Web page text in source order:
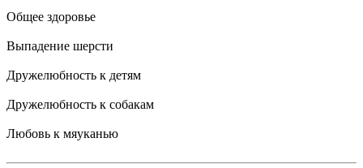
Общее здоровье
Выпадение шерсти
Дружелюбность к детям
Дружелюбность к собакам
Любовь к мяуканью